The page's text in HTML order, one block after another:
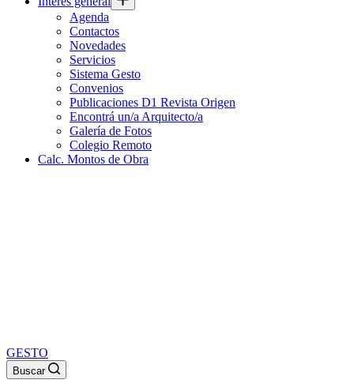
Agenda
Contactos
Novedades
Servicios
Sistema Gesto
Convenios
Publicaciones D1 Revista Origen
Encontrá un/a Arquitecto/a
Galería de Fotos
Colegio Remoto
Calc. Montos de Obra
GESTO
Buscar